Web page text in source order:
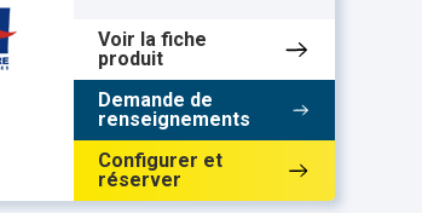
Voir la fiche
produit
Demande de
renseignements
Configurer et
réserver